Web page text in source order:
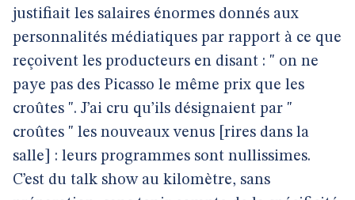
justifiait les salaires énormes donnés aux
personnalités médiatiques par rapport à ce que
reçoivent les producteurs en disant : " on ne
paye pas des Picasso le même prix que les
croûtes ". J’ai cru qu’ils désignaient par "
croûtes " les nouveaux venus [rires dans la
salle] : leurs programmes sont nullissimes.
C’est du talk show au kilomètre, sans